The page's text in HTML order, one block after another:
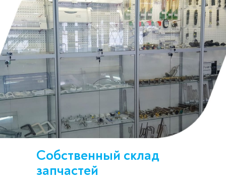
Собственный склад
запчастей